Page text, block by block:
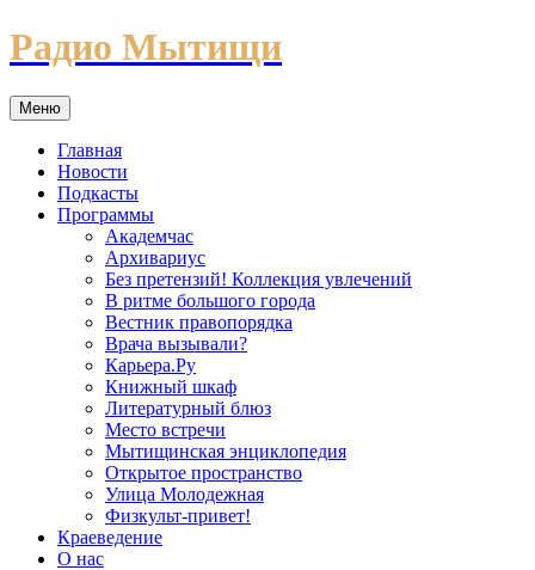
Перейти
к
Радио Мытищи
Меню
Главная
Новости
Подкасты
Программы
Академчас
Архивариус
Без претензий! Коллекция увлечений
В ритме большого города
Вестник правопорядка
Врача вызывали?
Карьера.Ру
Книжный шкаф
Литературный блюз
Место встречи
Мытищинская энциклопедия
Открытое пространство
Улица Молодежная
Физкульт-привет!
Краеведение
О нас